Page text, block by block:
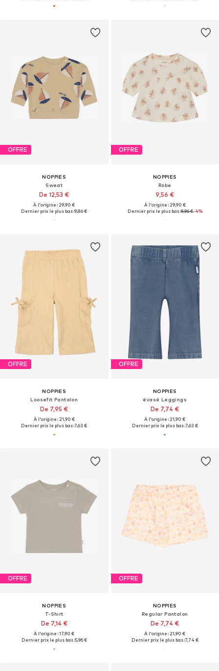
OFFRE
NOPPIES
Sweat
De 12,53 €
À l'origine : 29,90 €
Dernier prix le plus bas :9,86 €
OFFRE
NOPPIES
Robe
9,56 €
À l'origine : 29,90 €
Dernier prix le plus bas :9,96 €-4%
OFFRE
NOPPIES
Loosefit Pantalon
De 7,95 €
À l'origine : 21,90 €
Dernier prix le plus bas :7,63 €
OFFRE
NOPPIES
évasé Leggings
De 7,74 €
À l'origine : 21,90 €
Dernier prix le plus bas :7,63 €
OFFRE
NOPPIES
T-Shirt
De 7,14 €
À l'origine : 17,90 €
Dernier prix le plus bas :5,96 €
OFFRE
NOPPIES
Regular Pantalon
De 7,74 €
À l'origine : 21,90 €
Dernier prix le plus bas :7,74 €